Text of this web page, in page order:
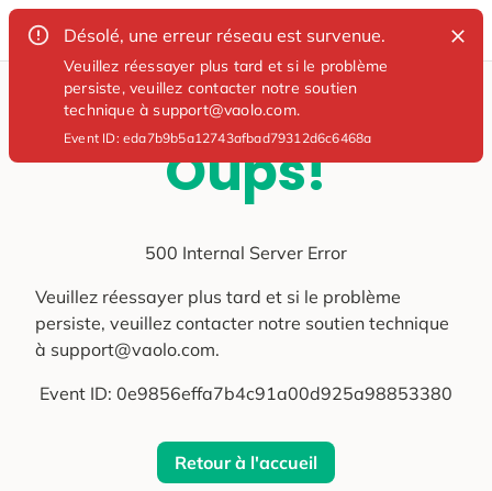
Désolé, une erreur réseau est survenue.
Veuillez réessayer plus tard et si le problème
persiste, veuillez contacter notre soutien
technique à support@vaolo.com.
Event ID:eda7b9b5a12743afbad79312d6c6468a
Oups!
500 Internal Server Error
Veuillez réessayer plus tard et si le problème
persiste, veuillez contacter notre soutien technique
à support@vaolo.com.
Event ID: 0e9856effa7b4c91a00d925a98853380
Retour à l'accueil